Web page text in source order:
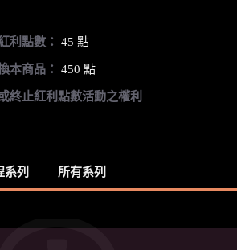
利點數： 45 點
本商品： 450 點
終止紅利點數活動之權利
系列 所有系列